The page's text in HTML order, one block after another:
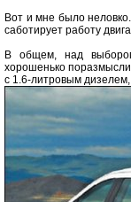
Вот и мне было
саботирует работу
В общем, над
хорошенько
с 1.6-литровым